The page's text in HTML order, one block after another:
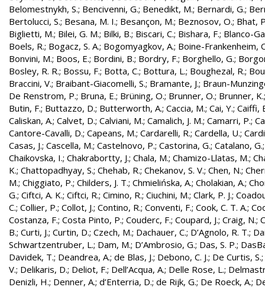
Belomestnykh, S.; Bencivenni, G.; Benedikt, M.; Bernardi, G.;
Bertolucci, S.; Besana, M. I.; Besançon, M.; Beznosov, O.; Bhat,
Biglietti, M.; Bilei, G. M.; Bilki, B.; Biscari, C.; Bishara, F.; Blanco-
Boels, R.; Bogacz, S. A.; Bogomyagkov, A.; Boine-Frankenheim,
Bonvini, M.; Boos, E.; Bordini, B.; Bordry, F.; Borghello, G.;
Bosley, R. R.; Bossu, F.; Botta, C.; Bottura, L.; Boughezal, R.;
Braccini, V.; Braibant-Giacomelli, S.; Bramante, J.; Braun-
De Renstrom, P.; Bruna, E.; Brüning, O.; Brunner, O.; Brunner, K.
Butin, F.; Buttazzo, D.; Butterworth, A.; Caccia, M.; Cai, Y.; Caiffi,
Caliskan, A.; Calvet, D.; Calviani, M.; Camalich, J. M.; Camarri, P.;
Cantore-Cavalli, D.; Capeans, M.; Cardarelli, R.; Cardella, U.;
Casas, J.; Cascella, M.; Castelnovo, P.; Castorina, G.; Catalano, G.
Chaikovska, I.; Chakrabortty, J.; Chala, M.; Chamizo-Llatas, M.;
K.; Chattopadhyay, S.; Chehab, R.; Chekanov, S. V.; Chen, N.;
M.; Chiggiato, P.; Childers, J. T.; Chmielińska, A.; Cholakian, A.;
G.; Ciftci, A. K.; Ciftci, R.; Cimino, R.; Ciuchini, M.; Clark, P. J.;
C.; Collier, P.; Collot, J.; Contino, R.; Conventi, F.; Cook, C. T. A.;
Costanza, F.; Costa Pinto, P.; Couderc, F.; Coupard, J.; Craig, N.;
B.; Curti, J.; Curtin, D.; Czech, M.; Dachauer, C.; D’Agnolo, R. T.;
Schwartzentruber, L.; Dam, M.; D’Ambrosio, G.; Das, S. P.;
Davidek, T.; Deandrea, A.; de Blas, J.; Debono, C. J.; De Curtis, S.;
V.; Delikaris, D.; Deliot, F.; Dell’Acqua, A.; Delle Rose, L.;
Denizli, H.; Denner, A.; d’Enterria, D.; de Rijk, G.; De Roeck, A.;